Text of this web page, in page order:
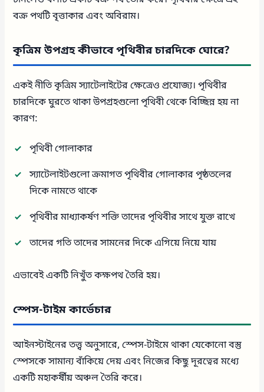
বক্র পথটি বৃত্তাকার এবং অবিরাম।
কৃত্রিম উপগ্রহ কীভাবে পৃথিবীর চারদিকে ঘোরে?
একই নীতি কৃত্রিম স্যাটেলাইটের ক্ষেত্রেও প্রযোজ্য। পৃথিবীর
চারদিকে ঘুরতে থাকা উপগ্রহগুলো পৃথিবী থেকে বিচ্ছিন্ন হয় না
কারণ:
পৃথিবী গোলাকার
স্যাটেলাইটগুলো ক্রমাগত পৃথিবীর গোলাকার পৃষ্ঠতলের
দিকে নামতে থাকে
পৃথিবীর মাধ্যাকর্ষণ শক্তি তাদের পৃথিবীর সাথে যুক্ত রাখে
তাদের গতি তাদের সামনের দিকে এগিয়ে নিয়ে যায়
এভাবেই একটি নিখুঁত কক্ষপথ তৈরি হয়।
স্পেস-টাইম কার্ভেচার
আইনস্টাইনের তত্ত্ব অনুসারে, স্পেস-টাইমে থাকা যেকোনো বস্তু
স্পেসকে সামান্য বাঁকিয়ে দেয় এবং নিজের কিছু দূরত্বের মধ্যে
একটি মহাকর্ষীয় অঞ্চল তৈরি করে।